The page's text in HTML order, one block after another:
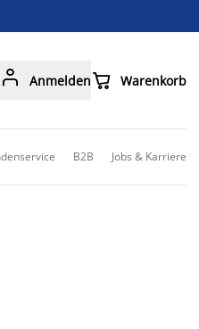
 Anmelden Warenkorb
B2B Jobs & Karriere